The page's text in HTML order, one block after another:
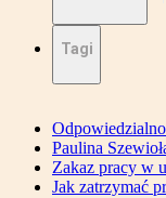
Tagi
Paulina
Zakaz pracy w
Jak zatrzymać